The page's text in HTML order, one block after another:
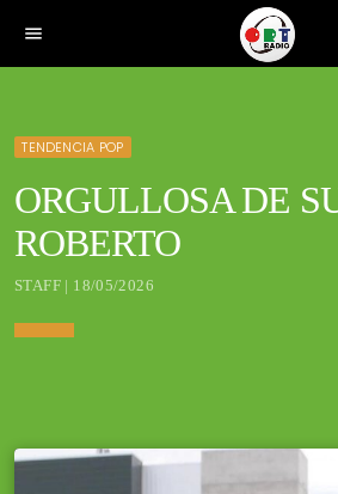
menu
TENDENCIA POP
ORGULLOSA DE
ROBERTO
STAFF | 18/05/2026